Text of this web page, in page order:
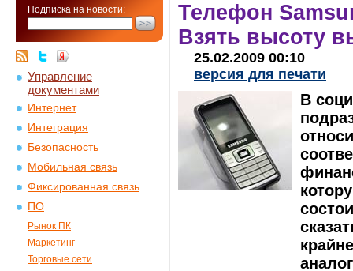
Подписка на новости:
Управление
документами
Интернет
Интеграция
Безопасность
Мобильная связь
Фиксированная связь
ПО
Рынок ПК
Маркетинг
Торговые сети
Телефон
Взять высоту
25.02.2009 00:10
версия для печати
В